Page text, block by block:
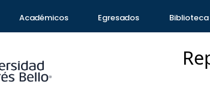
Académicos Egresados Biblioteca